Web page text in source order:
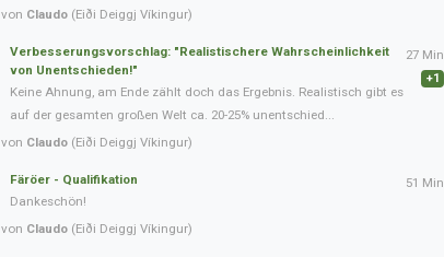
von Claudo (Eiði Deiggj Víkingur)
Verbesserungsvorschlag: "Realistischere Wahrscheinlichkeit
von Unentschieden!"
Keine Ahnung, am Ende zählt doch das Ergebnis. Realistisch gibt es
auf der gesamten großen Welt ca. 20-25% unentschied...
von Claudo (Eiði Deiggj Víkingur)
27 Min
+1
Färöer - Qualifikation
Dankeschön!
von Claudo (Eiði Deiggj Víkingur)
51 Min